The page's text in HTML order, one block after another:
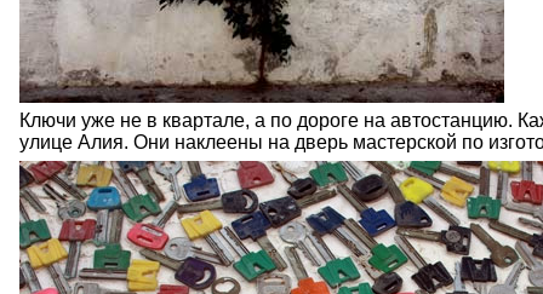
Ключи уже не в квартале, а по дороге на автостанцию.
улице Алия. Они наклеены на дверь мастерской по